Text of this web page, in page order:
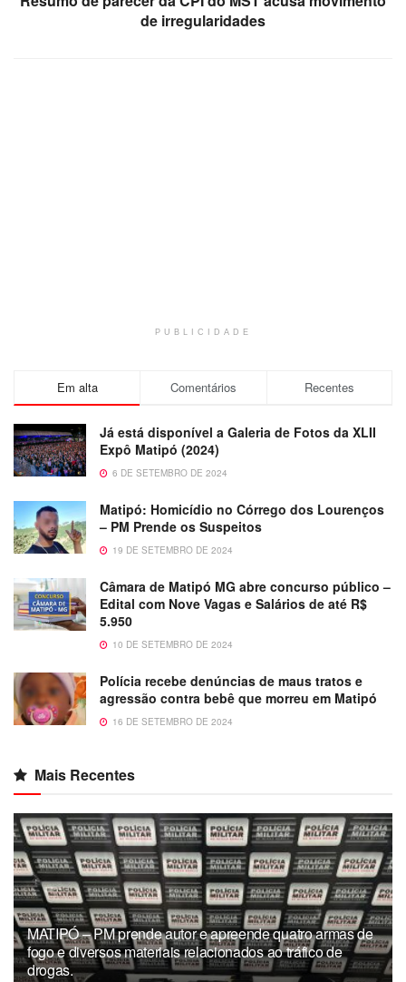
de irregularidades
PUBLICIDADE
Em alta Comentários Recentes
Já está disponível a Galeria de Fotos da XLII
Expô Matipó (2024)
6 DE SETEMBRO DE 2024
Matipó: Homicídio no Córrego dos Lourenços
– PM Prende os Suspeitos
19 DE SETEMBRO DE 2024
Câmara de Matipó MG abre concurso público –
Edital com Nove Vagas e Salários de até R$
5.950
10 DE SETEMBRO DE 2024
Polícia recebe denúncias de maus tratos e
agressão contra bebê que morreu em Matipó
16 DE SETEMBRO DE 2024
Mais Recentes
MATIPÓ – PM prende autor e apreende quatro armas de
fogo e diversos materiais relacionados ao tráfico de
drogas.